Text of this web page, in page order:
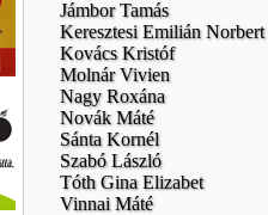
Jámbor Tamás
Keresztesi Emilián Norbert
Kovács Kristóf
Molnár Vivien
Nagy Roxána
Novák Máté
Sánta Kornél
Szabó László
Tóth Gina Elizabet
Vinnai Máté